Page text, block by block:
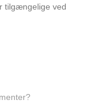
tilgængelige ved